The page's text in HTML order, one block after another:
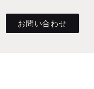
お問い合わせ